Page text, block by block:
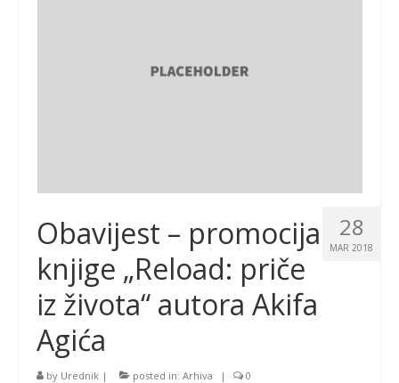
28
MAR 2018
Obavijest – promocija
knjige „Reload: priče
iz života“ autora Akifa
Agića
by Urednik | posted in: Arhiva | 0